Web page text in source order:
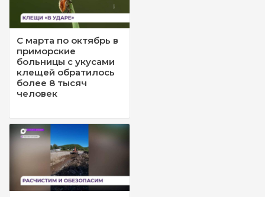
С марта по октябрь в
приморские
больницы с укусами
клещей обратилось
более 8 тысяч
человек